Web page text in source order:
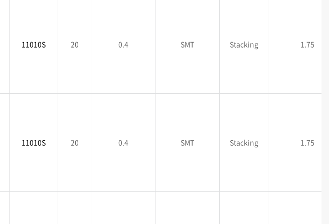
11010S 20 0.4 SMT Stacking 1.75
11010S 20 0.4 SMT Stacking 1.75